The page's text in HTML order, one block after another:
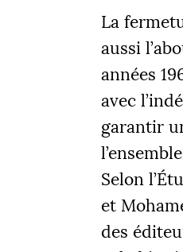
La
aussi
années
avec
garantir
Selon
et
des